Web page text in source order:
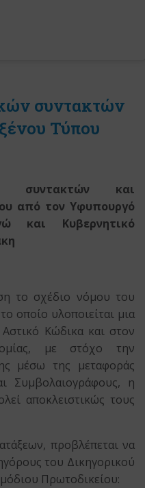
συντακτών
Τύπου
συντακτών και
από τον Υφυπουργό
και Κυβερνητικό
το σχέδιο νόμου του
οποίο υλοποιείται μια
Κώδικα και στον
με στόχο την
μέσω της μεταφοράς
Συμβολαιογράφους, η
αποκλειστικώς τους
προβλέπεται να
του Δικηγορικού
Πρωτοδικείου: